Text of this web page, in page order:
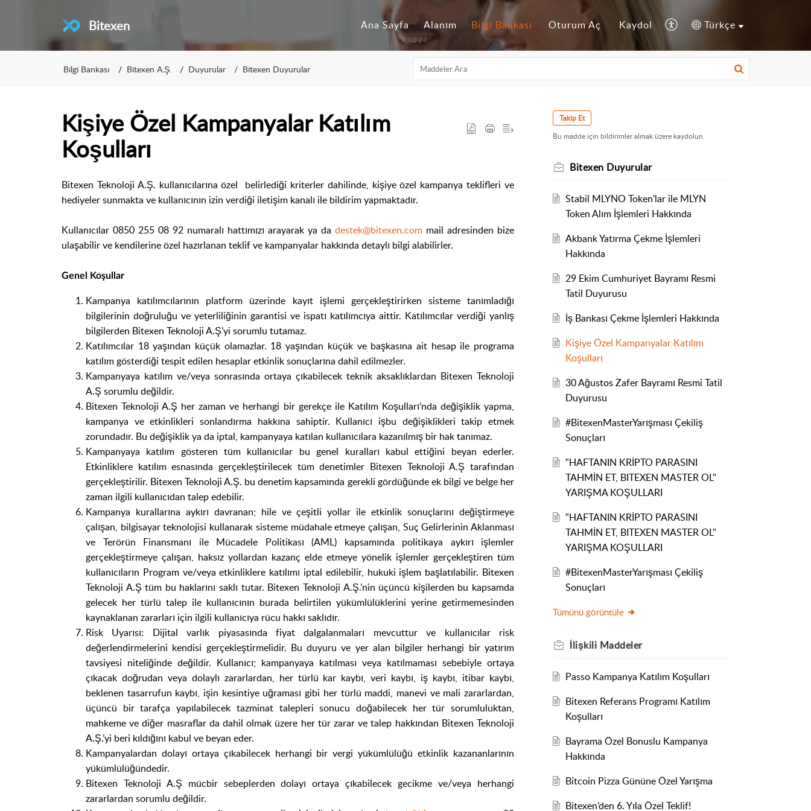
Bitexen Ana Sayfa Alanım Bilgi Bankası Oturum Aç Kaydol Türkçe
Bilgi Bankası Bitexen A.Ş. Duyurular Bitexen Duyurular
Kişiye Özel Kampanyalar Katılım
Koşulları
Bitexen Teknoloji A.Ş. kullanıcılarına özel belirlediği kriterler dahilinde, kişiye özel kampanya teklifleri ve
hediyeler sunmakta ve kullanıcının izin verdiği iletişim kanalı ile bildirim yapmaktadır.
Kullanıcılar 0850 255 08 92 numaralı hattımızı arayarak ya da destek@bitexen.com mail adresinden bize
ulaşabilir ve kendilerine özel hazırlanan teklif ve kampanyalar hakkında detaylı bilgi alabilirler.
Genel Koşullar
Kampanya katılımcılarının platform üzerinde kayıt işlemi gerçekleştirirken sisteme tanımladığı
bilgilerinin doğruluğu ve yeterliliğinin garantisi ve ispatı katılımcıya aittir. Katılımcılar verdiği yanlış
bilgilerden Bitexen Teknoloji A.Ş’yi sorumlu tutamaz.
Katılımcılar 18 yaşından küçük olamazlar. 18 yaşından küçük ve başkasına ait hesap ile programa
katılım gösterdiği tespit edilen hesaplar etkinlik sonuçlarına dahil edilmezler.
Kampanyaya katılım ve/veya sonrasında ortaya çıkabilecek teknik aksaklıklardan Bitexen Teknoloji
A.Ş sorumlu değildir.
Bitexen Teknoloji A.Ş her zaman ve herhangi bir gerekçe ile Katılım Koşulları’nda değişiklik yapma,
kampanya ve etkinlikleri sonlandırma hakkına sahiptir. Kullanıcı işbu değişiklikleri takip etmek
zorundadır. Bu değişiklik ya da iptal, kampanyaya katılan kullanıcılara kazanılmış bir hak tanımaz.
Kampanyaya katılım gösteren tüm kullanıcılar bu genel kuralları kabul ettiğini beyan ederler.
Etkinliklere katılım esnasında gerçekleştirilecek tüm denetimler Bitexen Teknoloji A.Ş tarafından
gerçekleştirilir. Bitexen Teknoloji A.Ş. bu denetim kapsamında gerekli gördüğünde ek bilgi ve belge her
zaman ilgili kullanıcıdan talep edebilir.
Kampanya kurallarına aykırı davranan; hile ve çeşitli yollar ile etkinlik sonuçlarını değiştirmeye
çalışan, bilgisayar teknolojisi kullanarak sisteme müdahale etmeye çalışan, Suç Gelirlerinin Aklanması
ve Terörün Finansmanı ile Mücadele Politikası (AML) kapsamında politikaya aykırı işlemler
gerçekleştirmeye çalışan, haksız yollardan kazanç elde etmeye yönelik işlemler gerçekleştiren tüm
kullanıcıların Program ve/veya etkinliklere katılımı iptal edilebilir, hukuki işlem başlatılabilir. Bitexen
Teknoloji A.Ş tüm bu haklarını saklı tutar. Bitexen Teknoloji A.Ş.’nin üçüncü kişilerden bu kapsamda
gelecek her türlü talep ile kullanıcının burada belirtilen yükümlülüklerini yerine getirmemesinden
kaynaklanan zararları için ilgili kullanıcıya rücu hakkı saklıdır.
Risk Uyarısı: Dijital varlık piyasasında fiyat dalgalanmaları mevcuttur ve kullanıcılar risk
değerlendirmelerini kendisi gerçekleştirmelidir. Bu duyuru ve yer alan bilgiler herhangi bir yatırım
tavsiyesi niteliğinde değildir. Kullanıcı; kampanyaya katılması veya katılmaması sebebiyle ortaya
çıkacak doğrudan veya dolaylı zararlardan, her türlü kar kaybı, veri kaybı, iş kaybı, itibar kaybı,
beklenen tasarrufun kaybı, işin kesintiye uğraması gibi her türlü maddi, manevi ve mali zararlardan,
üçüncü bir tarafça yapılabilecek tazminat talepleri sonucu doğabilecek her tür sorumluluktan,
mahkeme ve diğer masraflar da dahil olmak üzere her tür zarar ve talep hakkından Bitexen Teknoloji
A.Ş.’yi beri kıldığını kabul ve beyan eder.
Kampanyalardan dolayı ortaya çıkabilecek herhangi bir vergi yükümlülüğü etkinlik kazananlarının
yükümlülüğündedir.
Bitexen Teknoloji A.Ş mücbir sebeplerden dolayı ortaya çıkabilecek gecikme ve/veya herhangi
zararlardan sorumlu değildir.
Takip Et
Bu madde için bildirimler almak üzere kaydolun.
Bitexen Duyurular
Stabil MLYNO Token'lar ile MLYN
Token Alım İşlemleri Hakkında
Akbank Yatırma Çekme İşlemleri
Hakkında
29 Ekim Cumhuriyet Bayramı Resmi
Tatil Duyurusu
İş Bankası Çekme İşlemleri Hakkında
Kişiye Özel Kampanyalar Katılım
Koşulları
30 Ağustos Zafer Bayramı Resmi Tatil
Duyurusu
#BitexenMasterYarışması Çekiliş
Sonuçları
"HAFTANIN KRİPTO PARASINI
TAHMİN ET, BITEXEN MASTER OL"
YARIŞMA KOŞULLARI
"HAFTANIN KRİPTO PARASINI
TAHMİN ET, BITEXEN MASTER OL"
YARIŞMA KOŞULLARI
#BitexenMasterYarışması Çekiliş
Sonuçları
Tümünü görüntüle
İlişkili Maddeler
Passo Kampanya Katılım Koşulları
Bitexen Referans Programı Katılım
Koşulları
Bayrama Özel Bonuslu Kampanya
Hakkında
Bitcoin Pizza Gününe Özel Yarışma
Bitexen’den 6. Yıla Özel Teklif!